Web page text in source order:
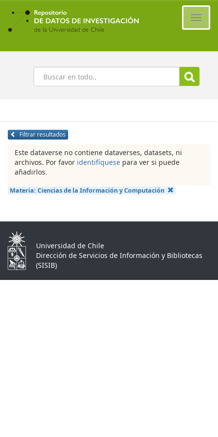
Ir
contenido
principal
Buscar
Filtrar resultados
Este dataverse no contiene dataverses, datasets, ni
archivos. Por favor identifíquese para ver si puede
añadirlos.
Materia: Ciencias de la Información y Computación
Universidad de Chile
Dirección de Servicios de Información y Bibliotecas
(SISIB)